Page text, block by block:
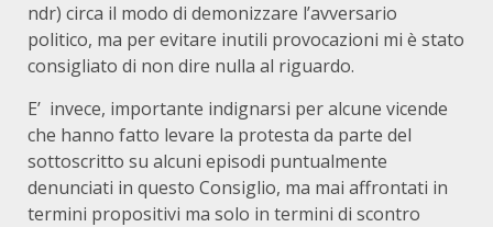
ndr) circa il modo di demonizzare l’avversario
politico, ma per evitare inutili provocazioni mi è stato
consigliato di non dire nulla al riguardo.
E’ invece, importante indignarsi per alcune vicende
che hanno fatto levare la protesta da parte del
sottoscritto su alcuni episodi puntualmente
denunciati in questo Consiglio, ma mai affrontati in
termini propositivi ma solo in termini di scontro